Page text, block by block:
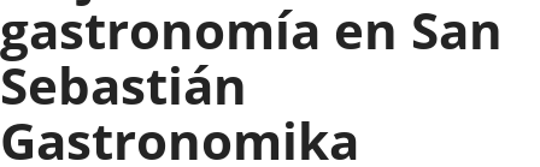
gastronomía en San
Sebastián
Gastronomika